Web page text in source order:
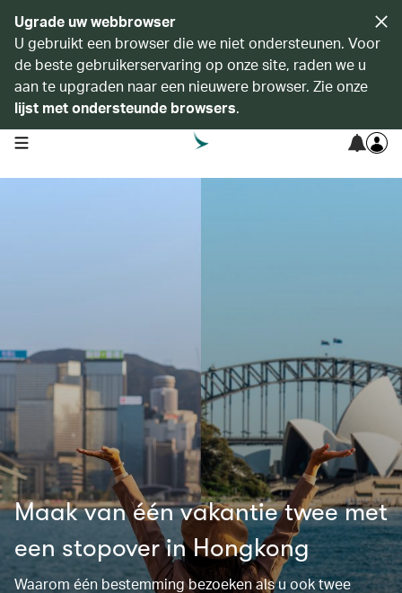
Ugrade uw webbrowser
U gebruikt een browser die we niet ondersteunen. Voor
de beste gebruikerservaring op onze site, raden we u
aan te upgraden naar een nieuwere browser. Zie onze
lijst met ondersteunde browsers.
open navigation menu
Maak van één vakantie twee met
een stopover in Hongkong
Waarom één bestemming bezoeken als u ook twee